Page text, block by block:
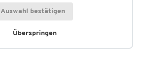
Überspringen
Auswahl bestätigen